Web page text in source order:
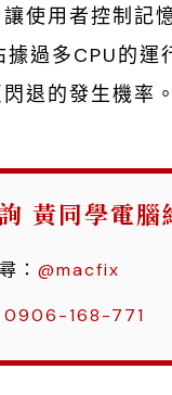
使用者控制記
據過多CPU的運
退的發生機率。
黃同學電腦
： @macfix
0906-168-771